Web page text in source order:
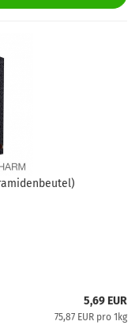
5,69 EUR
75,87 EUR pro 1kg